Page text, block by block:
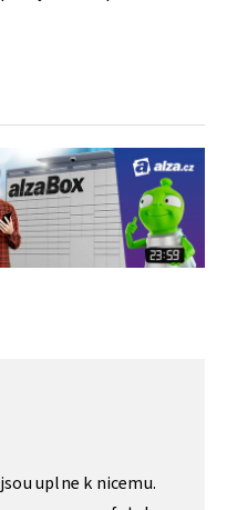
uplne k nicemu.